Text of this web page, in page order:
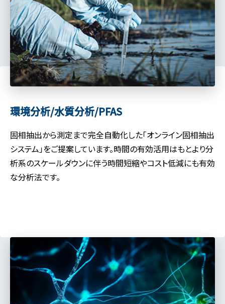
環境分析/水質分析/PFAS
固相抽出から測定まで完全自動化した「オンライン固相抽出
システム」をご提案しています。時間の有効活用はもとより分
析系のスケールダウンに伴う時間短縮やコスト低減にも有効
な分析法です。